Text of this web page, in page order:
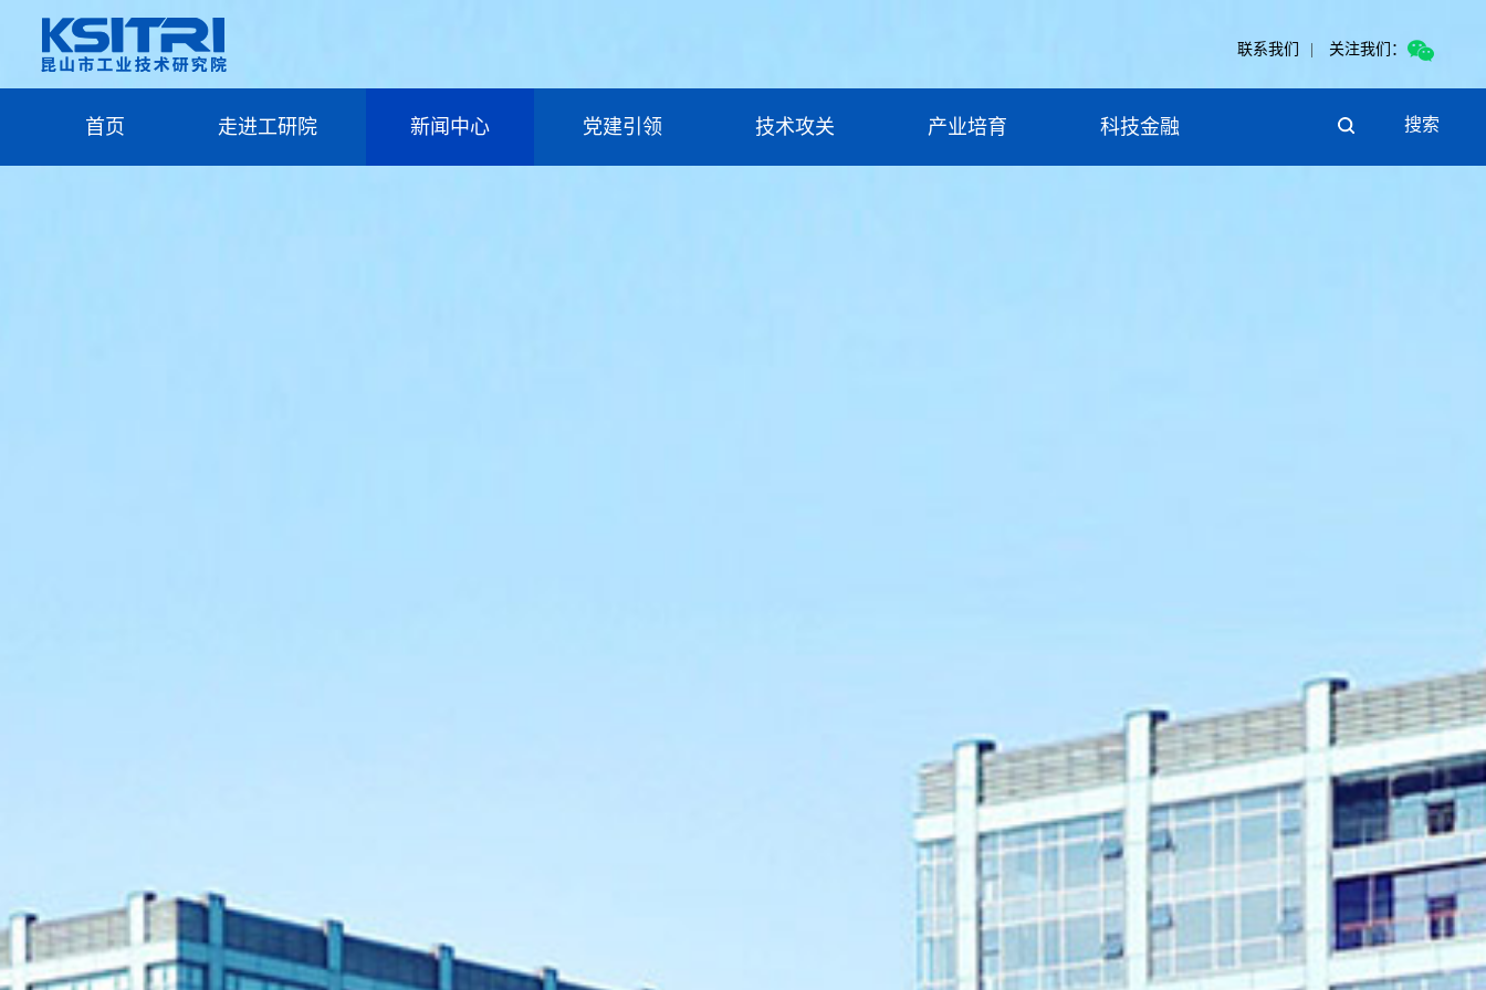
联系我们 关注我们：
首页 走进工研院 新闻中心 党建引领 技术攻关 产业培育 科技金融 搜索